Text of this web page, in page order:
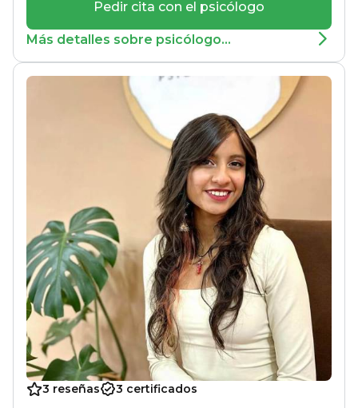
Pedir cita con el psicólogo
Más detalles sobre psicólogo...
3 reseñas 3 certificados